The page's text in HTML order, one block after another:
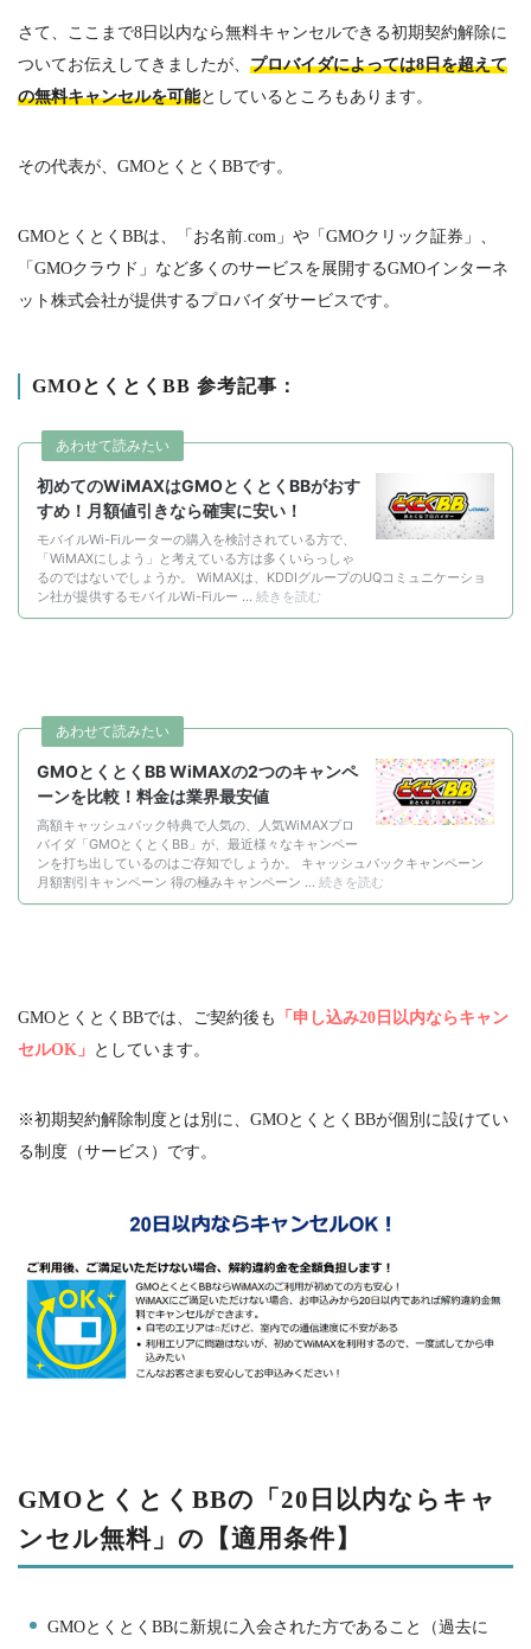
さて、ここまで8日以内なら無料キャンセルできる初期契約解除に
ついてお伝えしてきましたが、 プロバイダによっては8日を超えて
の無料キャンセルを可能としているところもあります。
その代表が、 GMOとくとく BBです。
GMOとくとく BBは、「お名前 .com 」や「GMOクリック証券」、
「GMOクラウド」など多くのサービスを展開するGMOインターネ
ット株式会社が提供するプロバイダサービスです。
GMOとくとく BB 参考記事：
GMOとくとく BBでは、ご契約後も
「申し込み20日以内ならキャン
セルOK」 としています。
※初期契約解除制度とは別に、 GMOとくとく BBが個別に設けてい
る制度（サービス）です。
GMOとくとく BBの「 20 日以内ならキャ
ンセル無料」の【適用条件】
GMOとくとく BBに新規に入会された方であること（過去に